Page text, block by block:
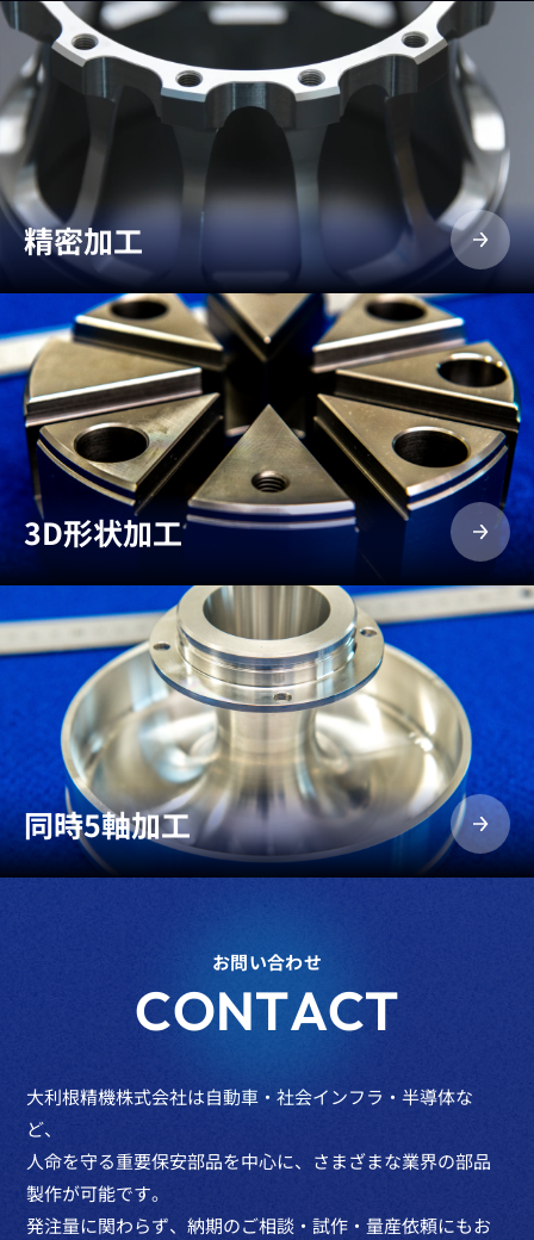
精密加工
3D形状加工
同時5軸加工
お問い合わせ
CONTACT
大利根精機株式会社は自動車・社会インフラ・半導体な
ど、
人命を守る重要保安部品を中心に、さまざまな業界の部品
製作が可能です。
発注量に関わらず、納期のご相談・試作・量産依頼にもお